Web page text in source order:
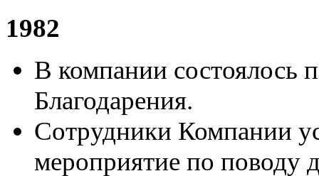
1982
В компании состоялось
Благодарения.
Сотрудники Компании
мероприятие по